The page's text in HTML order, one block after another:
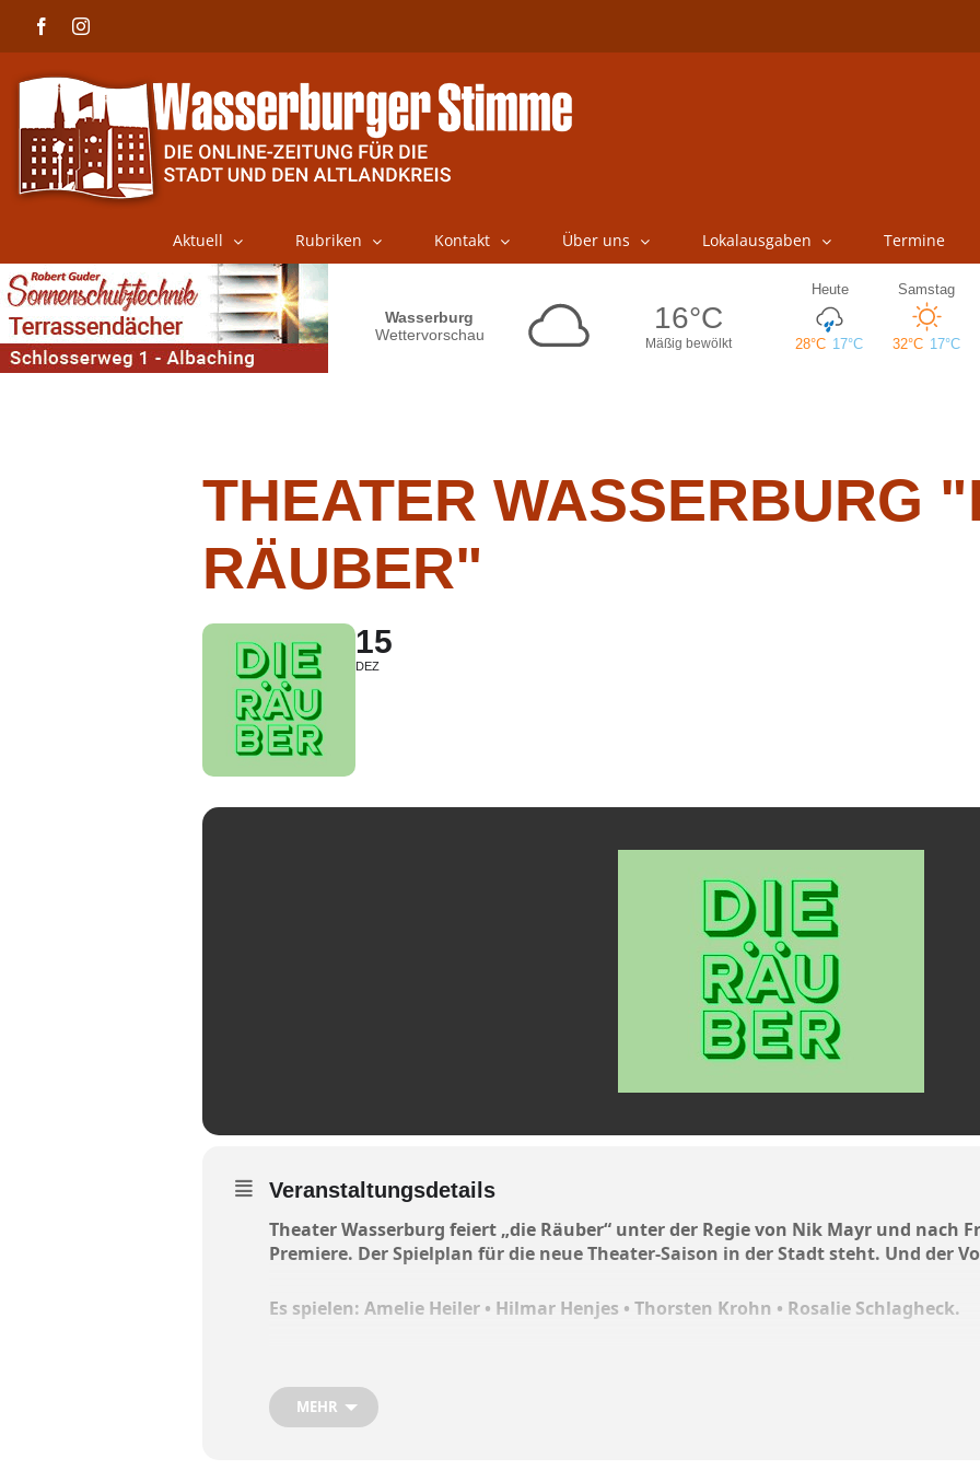
FacebookInstagram
Aktuell Rubriken Kontakt Über uns Lokalausgaben Termine
THEATER WASSERBURG
RÄUBER"
15
DEZ
Veranstaltungsdetails
Theater Wasserburg feiert „die Räuber“ unter der Regie von Nik Mayr und nach
Premiere. Der Spielplan für die neue Theater-Saison in der Stadt steht. Und der
Es spielen: Amelie Heiler • Hilmar Henjes • Thorsten Krohn • Rosalie Schlagheck.
Wonach wir streben und wofür.
MEHR